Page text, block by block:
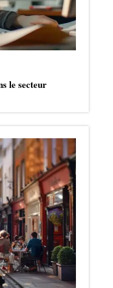
le secteur